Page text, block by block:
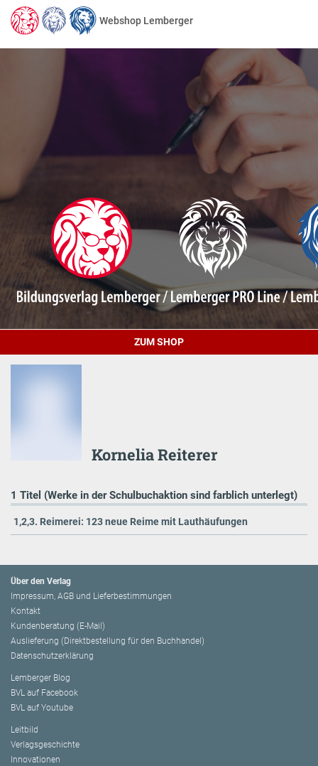
Webshop Lemberger
ZUM SHOP
Kornelia Reiterer
1 Titel (Werke in der Schulbuchaktion sind farblich unterlegt)
1,2,3. Reimerei: 123 neue Reime mit Lauthäufungen
Über den Verlag
Impressum, AGB und Lieferbestimmungen
Kontakt
Kundenberatung (E-Mail)
Auslieferung (Direktbestellung für den Buchhandel)
Datenschutzerklärung
Lemberger Blog
BVL auf Facebook
BVL auf Youtube
Leitbild
Verlagsgeschichte
Innovationen